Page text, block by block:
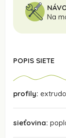
Na
POPIS SIETE
profily:
sieťovina: